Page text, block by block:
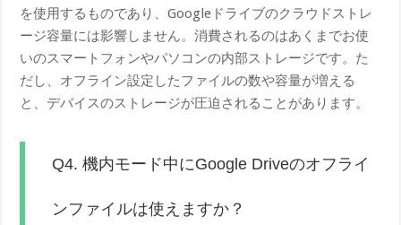
を使用するものであり、Googleドライブのクラウドストレ
ージ容量には影響しません。消費されるのはあくまでお使
いのスマートフォンやパソコンの内部ストレージです。た
だし、オフライン設定したファイルの数や容量が増える
と、デバイスのストレージが圧迫されることがあります。
Q4. 機内モード中にGoogle Driveのオフライ
ンファイルは使えますか？